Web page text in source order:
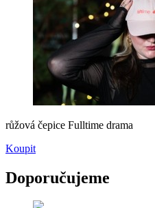
růžová čepice Fulltime drama
Koupit
Doporučujeme